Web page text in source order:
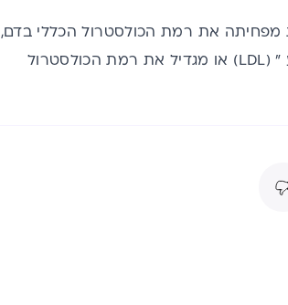
שמוכיחים כי נטילת כלורלה במשך 4 שבועות מפחיתה את רמת הכולסטרול הכללי בדם,
הכולסטרול ה"רע " (LDL) או מגדיל את רמת הכולסטרול